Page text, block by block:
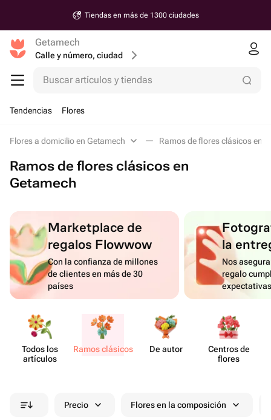
Tiendas en más de 1300 ciudades
Getamech
Calle y número, ciudad
Buscar artículos y tiendas
Tendencias Flores
Flores a domicilio en Getamech Ramos de flores clásicos en
Ramos de flores clásicos en
Getamech
Marketplace de
regalos Flowwow
Con la confianza de millones
de clientes en más de 30
países
la
Nos
regalo
Todos los
artículos
Ramos clásicos De autor
Centros de
flores
Precio Flores en la composición